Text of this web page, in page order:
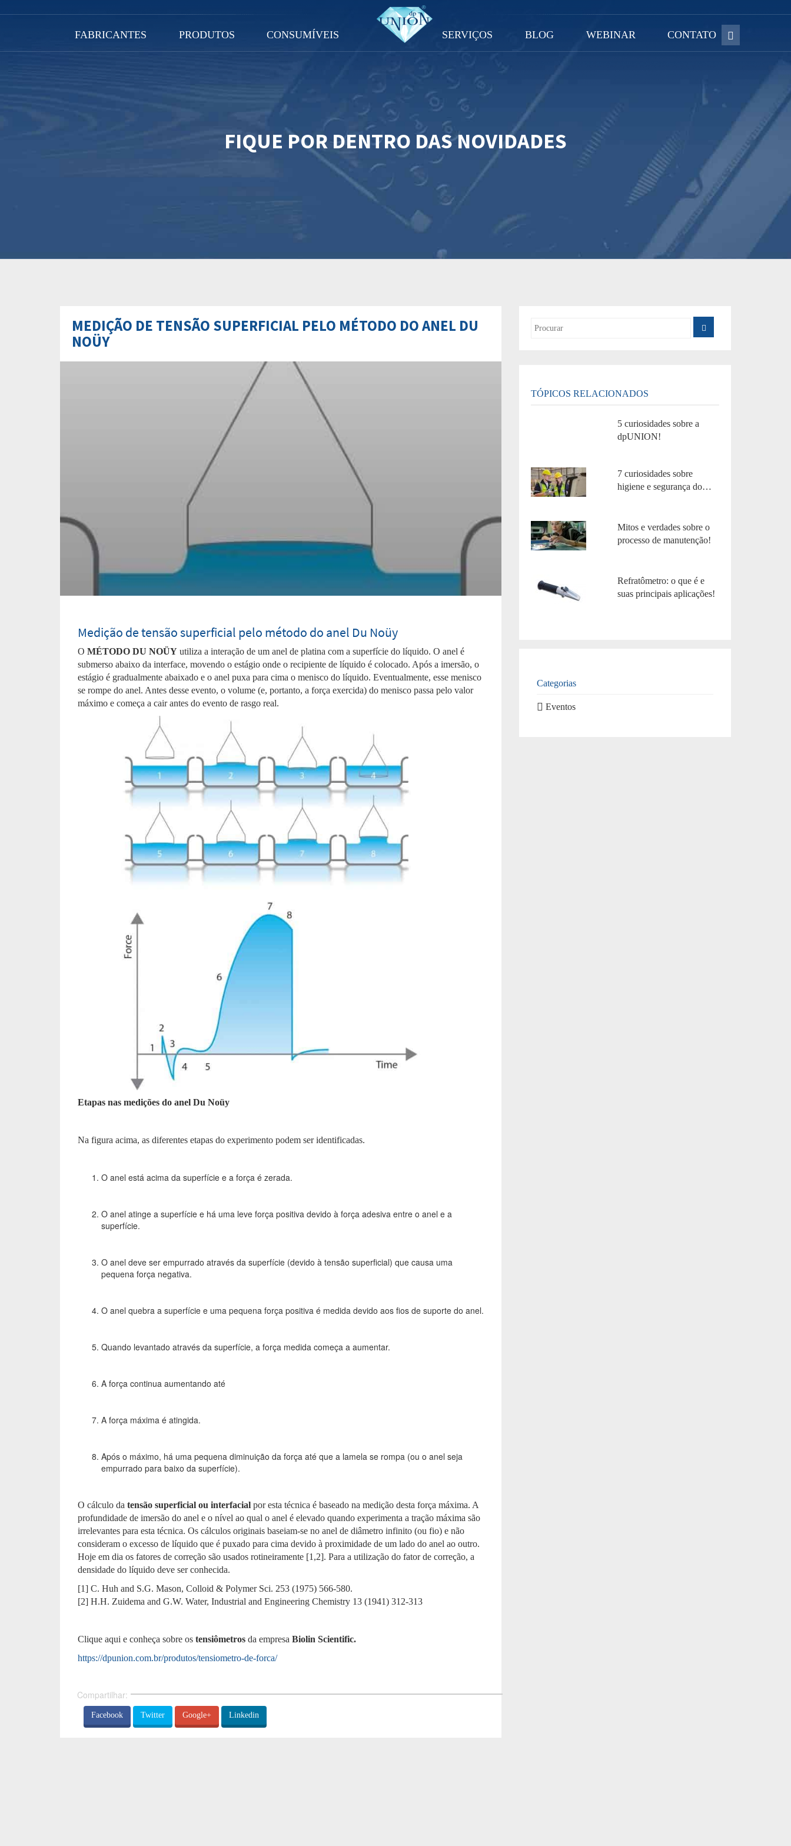
FABRICANTES PRODUTOS CONSUMÍVEIS SERVIÇOS BLOG WEBINAR CONTATO
FIQUE POR DENTRO DAS NOVIDADES
MEDIÇÃO DE TENSÃO SUPERFICIAL PELO MÉTODO DO ANEL DU
NOÜY
Medição de tensão superficial pelo método do anel Du Noüy
O MÉTODO DU NOÜY utiliza a interação de um anel de platina com a superfície do líquido. O anel é
submerso abaixo da interface, movendo o estágio onde o recipiente de líquido é colocado. Após a imersão, o
estágio é gradualmente abaixado e o anel puxa para cima o menisco do líquido. Eventualmente, esse menisco
se rompe do anel. Antes desse evento, o volume (e, portanto, a força exercida) do menisco passa pelo valor
máximo e começa a cair antes do evento de rasgo real.
Etapas nas medições do anel Du Noüy
Na figura acima, as diferentes etapas do experimento podem ser identificadas.
O anel está acima da superfície e a força é zerada.
O anel atinge a superfície e há uma leve força positiva devido à força adesiva entre o anel e a
superfície.
O anel deve ser empurrado através da superfície (devido à tensão superficial) que causa uma
pequena força negativa.
O anel quebra a superfície e uma pequena força positiva é medida devido aos fios de suporte do anel.
Quando levantado através da superfície, a força medida começa a aumentar.
A força continua aumentando até
A força máxima é atingida.
Após o máximo, há uma pequena diminuição da força até que a lamela se rompa (ou o anel seja
empurrado para baixo da superfície).
O cálculo da tensão superficial ou interfacial por esta técnica é baseado na medição desta força máxima. A
profundidade de imersão do anel e o nível ao qual o anel é elevado quando experimenta a tração máxima são
irrelevantes para esta técnica. Os cálculos originais baseiam-se no anel de diâmetro infinito (ou fio) e não
consideram o excesso de líquido que é puxado para cima devido à proximidade de um lado do anel ao outro.
Hoje em dia os fatores de correção são usados ​​rotineiramente [1,2]. Para a utilização do fator de correção, a
densidade do líquido deve ser conhecida.
[1] C. Huh and S.G. Mason, Colloid & Polymer Sci. 253 (1975) 566-580.
[2] H.H. Zuidema and G.W. Water, Industrial and Engineering Chemistry 13 (1941) 312-313
Clique aqui e conheça sobre os tensiômetros da empresa Biolin Scientific.
https://dpunion.com.br/produtos/tensiometro-de-forca/
Compartilhar:
Facebook Twitter Google+ Linkedin
TÓPICOS RELACIONADOS
5 curiosidades sobre a
dpUNION!
7 curiosidades sobre
higiene e segurança do
Mitos e verdades sobre o
processo de manutenção!
Refratômetro: o que é e
suas principais aplicações!
Categorias
Eventos